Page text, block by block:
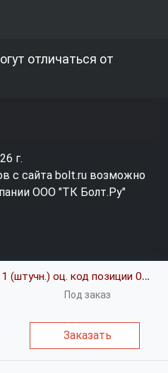
Болт 20 х 210 * 8.8 DIN 931 (штучн.) оц. код позиции 0197937
Под заказ
Заказать
отличаться от
г.
с сайта bolt.ru возможно
ООО "ТК Болт.Ру"